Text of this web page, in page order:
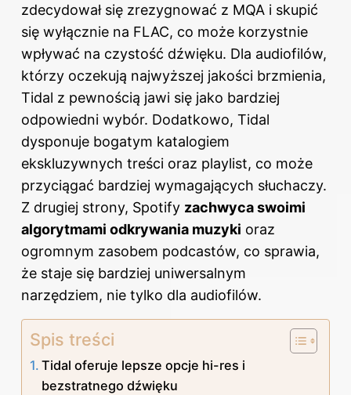
zdecydował się zrezygnować z MQA i skupić
się wyłącznie na FLAC, co może korzystnie
wpływać na czystość dźwięku. Dla audiofilów,
którzy oczekują najwyższej jakości brzmienia,
Tidal z pewnością jawi się jako bardziej
odpowiedni wybór. Dodatkowo, Tidal
dysponuje bogatym katalogiem
ekskluzywnych treści oraz playlist, co może
przyciągać bardziej wymagających słuchaczy.
Z drugiej strony, Spotify zachwyca swoimi
algorytmami odkrywania muzyki oraz
ogromnym zasobem podcastów, co sprawia,
że staje się bardziej uniwersalnym
narzędziem, nie tylko dla audiofilów.
Spis treści
Tidal oferuje lepsze opcje hi-res i
bezstratnego dźwięku